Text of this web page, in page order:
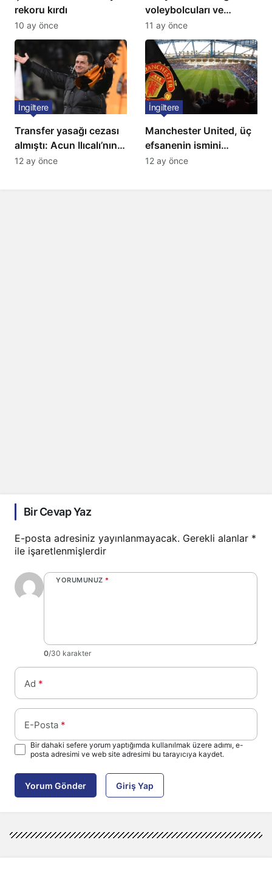
rekoru kırdı
10 ay önce
voleybolcuları ve
servetleri açıklandı:
Listede 2 Türk yıldız
bulunuyor
11 ay önce
Transfer yasağı cezası
almıştı: Acun Ilıcalı’nın
ekibi Hull City’ye kötü
İngiltere
12 ay önce
Manchester United, üç
efsanenin ismini
yasakladı
İngiltere
12 ay önce
Bir Cevap Yaz
E-posta adresiniz yayınlanmayacak. Gerekli alanlar *
ile işaretlenmişlerdir
YORUMUNUZ *
0/30 karakter
Ad *
E-Posta *
Bir dahaki sefere yorum yaptığımda kullanılmak üzere adımı, e-
posta adresimi ve web site adresimi bu tarayıcıya kaydet.
Yorum Gönder Giriş Yap